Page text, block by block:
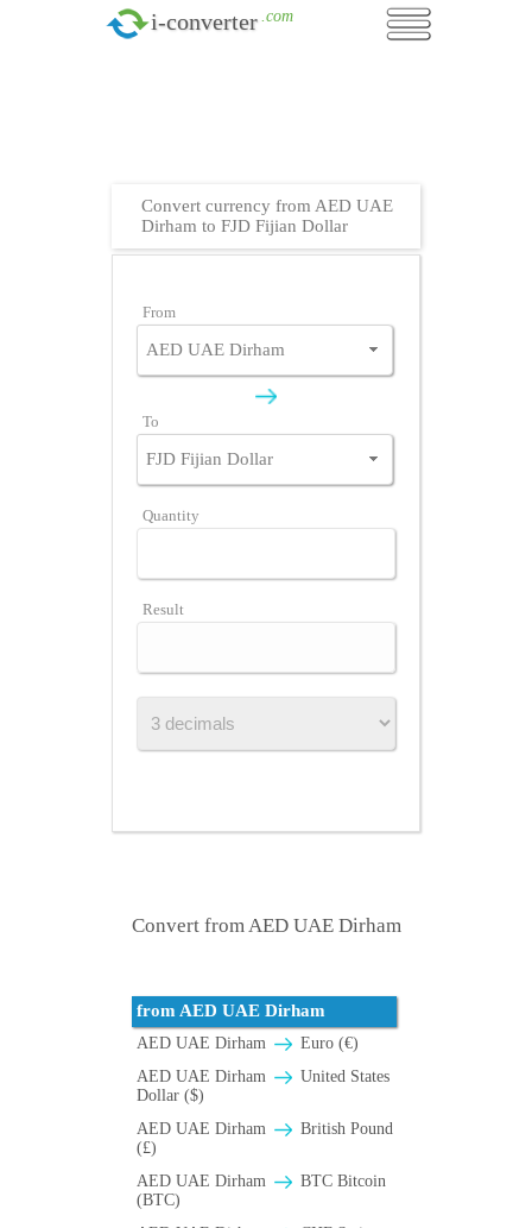
i-converter .com
Convert currency from AED UAE
Dirham to FJD Fijian Dollar
From
To
Quantity
Result
Convert from AED UAE Dirham
from AED UAE Dirham
AED UAE Dirham
Euro (€)
AED UAE Dirham
United States
Dollar ($)
AED UAE Dirham
British Pound
(£)
AED UAE Dirham
BTC Bitcoin
(BTC)